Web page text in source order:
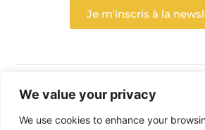
We value your privacy
We use cookies to enhance your
Je m'inscris à la